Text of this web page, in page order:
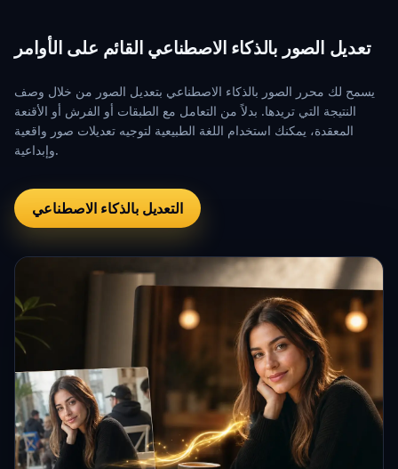
تعديل الصور بالذكاء الاصطناعي القائم على الأوامر
يسمح لك محرر الصور بالذكاء الاصطناعي بتعديل الصور من خلال وصف
النتيجة التي تريدها. بدلاً من التعامل مع الطبقات أو الفرش أو الأقنعة
المعقدة، يمكنك استخدام اللغة الطبيعية لتوجيه تعديلات صور واقعية
وإبداعية.
التعديل بالذكاء الاصطناعي